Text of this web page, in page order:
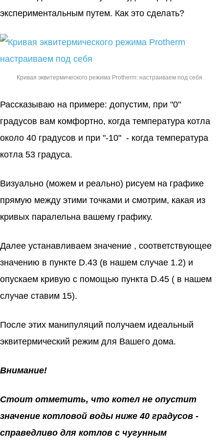
экспериментальным путем. Как это сделать?
Кривая эквитермического режима Protherm: настраиваем под себя
Рассказываю на примере: допустим, при "0"
градусов вам комфортно, когда температура котла
около 40 градусов и при "-10" - когда температура
котла 53 градуса.
Визуально (можем и реально) рисуем на графике
прямую между этими точками и смотрим, какая из
кривых паралельна вашему графику.
Далее устанавливаем значение , соответствующее
значению в пункте D.43 (в нашем случае 1.2) и
опускаем кривую с помощью пункта D.45 ( в нашем
случае ставим 15).
После этих манипуляций получаем идеальный
эквитермический режим для Вашего дома.
Внимание!
Стоит отметить, что котел не опустит
значение котловой воды ниже 40 градусов -
справедливо для котлов с чугунным